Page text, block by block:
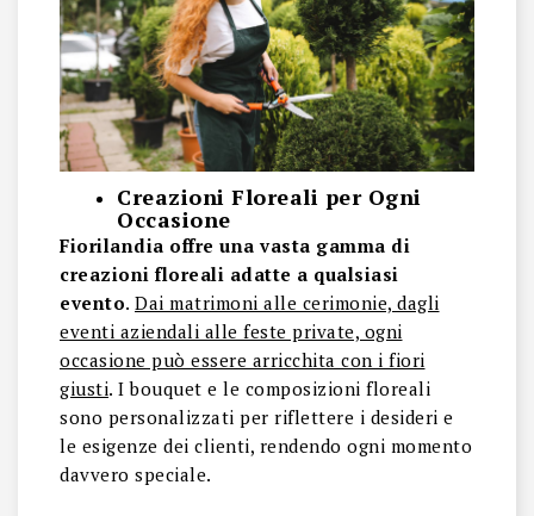
Creazioni Floreali per Ogni
Occasione
Fiorilandia offre una vasta gamma di
creazioni floreali adatte a qualsiasi
evento. Dai matrimoni alle cerimonie, dagli
eventi aziendali alle feste private, ogni
occasione può essere arricchita con i fiori
giusti. I bouquet e le composizioni floreali
sono personalizzati per riflettere i desideri e
le esigenze dei clienti, rendendo ogni momento
davvero speciale.